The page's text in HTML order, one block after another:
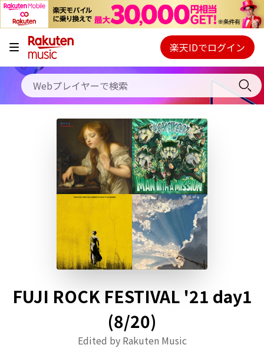
キャンペーン
料金プラン
使い方
初回30日間無料お試し
Webプレイヤー
ご契約内容の確認・変更
楽天IDでログイン
FUJI ROCK FESTIVAL '21 day1
(8/20)
Edited by Rakuten Music